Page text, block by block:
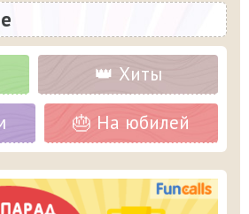
👑 Хиты
🎂 На юбилей